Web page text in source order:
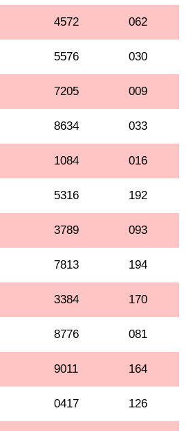
4572 062
5576 030
7205 009
8634 033
1084 016
5316 192
3789 093
7813 194
3384 170
8776 081
9011 164
0417 126